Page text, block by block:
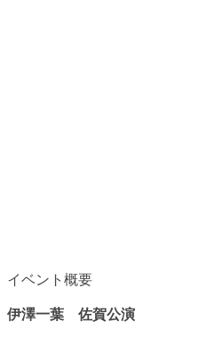
イベント概要
伊澤一葉 佐賀公演